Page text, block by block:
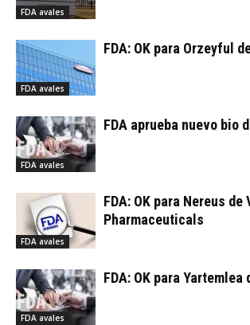
FDA avales
FDA avales
FDA: OK para Orzeyful
FDA avales
FDA aprueba nuevo bio
FDA avales
FDA: OK para Nereus de
Pharmaceuticals
FDA avales
FDA: OK para Yartemlea